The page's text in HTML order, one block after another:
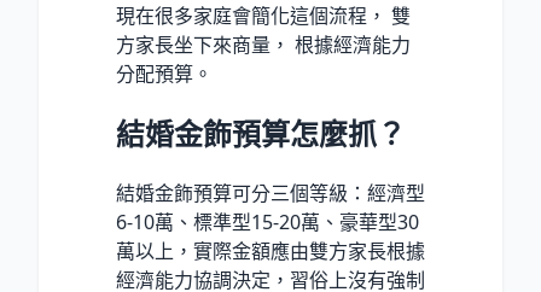
現在很多家庭會簡化這個流程， 雙
方家長坐下來商量， 根據經濟能力
分配預算。
結婚金飾預算怎麼抓？
結婚金飾預算可分三個等級：經濟型
6-10萬、標準型15-20萬、豪華型30
萬以上，實際金額應由雙方家長根據
經濟能力協調決定，習俗上沒有強制